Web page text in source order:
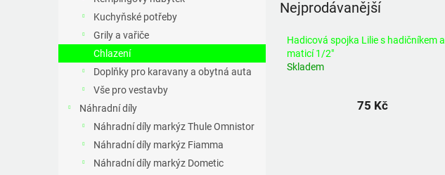
n
e
Kuchyňské potřeby
Grily a vařiče
Chlazení
Doplňky pro karavany a obytná auta
Vše pro vestavby
Náhradní díly
Náhradní díly markýz Thule Omnistor
Náhradní díly markýz Fiamma
Náhradní díly markýz Dometic
Nejprodávanější
Hadicová spojka Lilie s hadičníkem a
maticí 1/2"
Skladem
75 Kč